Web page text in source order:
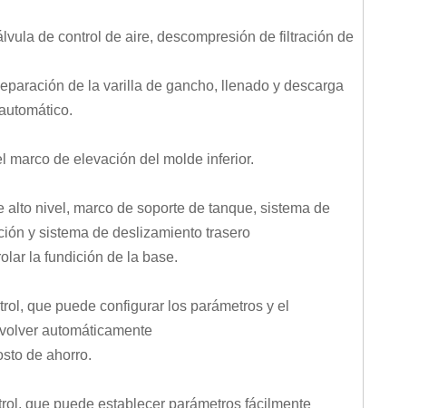
de control de aire, descompresión de filtración de
de la varilla de gancho, llenado y descarga
marco de elevación del molde inferior.
nivel, marco de soporte de tanque, sistema de
y sistema de deslizamiento trasero
la fundición de la base.
que puede configurar los parámetros y el
automáticamente
de ahorro.
que puede establecer parámetros fácilmente